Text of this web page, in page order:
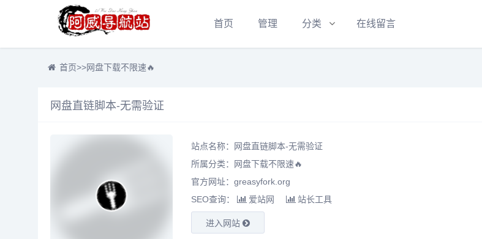
首页 管理 分类 在线留言
首页>>网盘下载不限速🔥
网盘直链脚本-无需验证
站点名称：网盘直链脚本-无需验证
所属分类：
网盘下载不限速🔥
官方网址：greasyfork.org
SEO查询：
爱站网 站长工具
进入网站